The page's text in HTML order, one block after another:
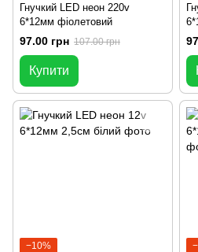
Гнучкий LED неон 220v
6*12мм фіолетовий
97.00 грн 107.00 грн
Купити
−10%